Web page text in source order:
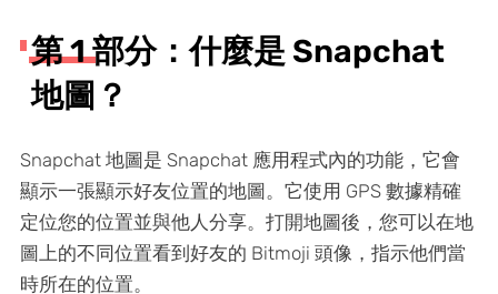
第 1 部分：什麼是 Snapchat
地圖？
Snapchat 地圖是 Snapchat 應用程式內的功能，它會
顯示一張顯示好友位置的地圖。它使用 GPS 數據精確
定位您的位置並與他人分享。打開地圖後，您可以在地
圖上的不同位置看到好友的 Bitmoji 頭像，指示他們當
時所在的位置。